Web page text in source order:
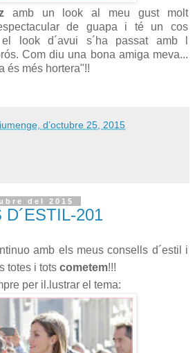
amb un look al meu gust molt
de guapa i té un cos
look d´avui s´ha passat amb l
Com diu una bona amiga meva...
és més hortera"!!
d’octubre 25, 2015
del 2015
201
amb els meus consells d´estil i
totes i tots cometem!!!
per il.lustrar el tema: